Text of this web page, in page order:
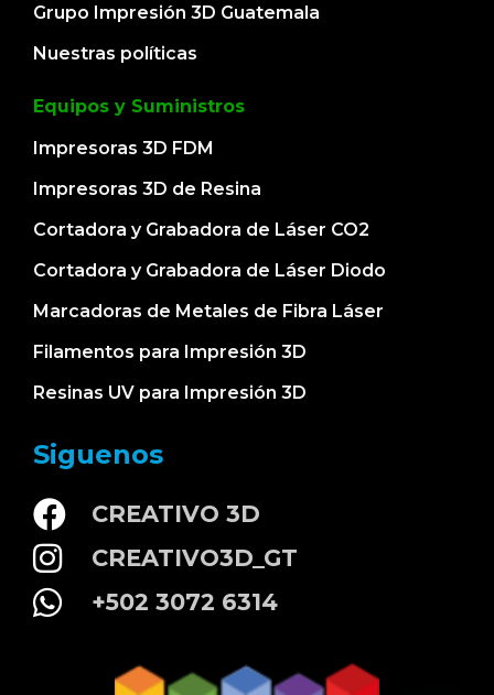
Grupo Impresión 3D Guatemala
Nuestras políticas
Equipos y Suministros
Impresoras 3D FDM
Impresoras 3D de Resina
Cortadora y Grabadora de Láser CO2
Cortadora y Grabadora de Láser Diodo
Marcadoras de Metales de Fibra Láser
Filamentos para Impresión 3D
Resinas UV para Impresión 3D
Siguenos
CREATIVO 3D
CREATIVO3D_GT
+502 3072 6314